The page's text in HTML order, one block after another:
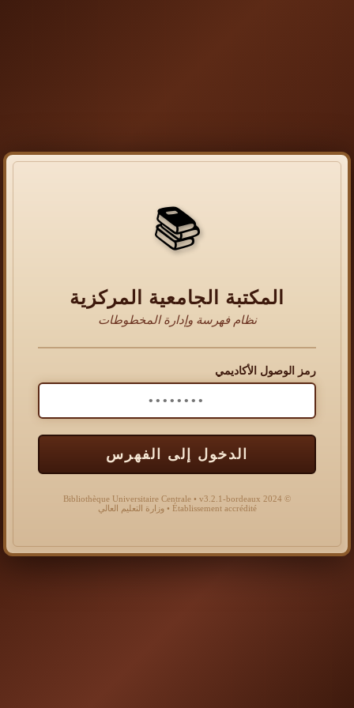
📚
المكتبة الجامعية المركزية
نظام فهرسة وإدارة المخطوطات
رمز الوصول الأكاديمي
الدخول إلى الفهرس
© 2024 Bibliothèque Universitaire Centrale • v3.2.1-bordeaux
Établissement accrédité • وزارة التعليم العالي